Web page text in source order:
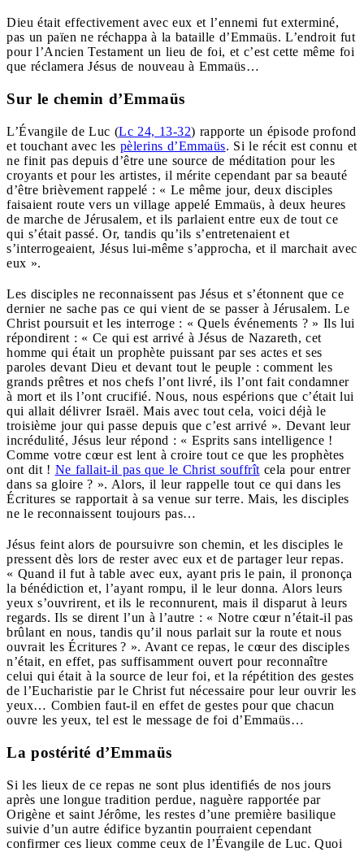
Dieu était effectivement avec eux et l’ennemi fut exterminé,
pas un païen ne réchappa à la bataille d’Emmaüs. L’endroit fut
pour l’Ancien Testament un lieu de foi, et c’est cette même foi
que réclamera Jésus de nouveau à Emmaüs…
Sur le chemin d’Emmaüs
L’Évangile de Luc (Lc 24, 13-32) rapporte un épisode profond
et touchant avec les pèlerins d’Emmaüs. Si le récit est connu et
ne finit pas depuis d’être une source de méditation pour les
croyants et pour les artistes, il mérite cependant par sa beauté
d’être brièvement rappelé : « Le même jour, deux disciples
faisaient route vers un village appelé Emmaüs, à deux heures
de marche de Jérusalem, et ils parlaient entre eux de tout ce
qui s’était passé. Or, tandis qu’ils s’entretenaient et
s’interrogeaient, Jésus lui-même s’approcha, et il marchait avec
eux ».
Les disciples ne reconnaissent pas Jésus et s’étonnent que ce
dernier ne sache pas ce qui vient de se passer à Jérusalem. Le
Christ poursuit et les interroge : « Quels événements ? » Ils lui
répondirent : « Ce qui est arrivé à Jésus de Nazareth, cet
homme qui était un prophète puissant par ses actes et ses
paroles devant Dieu et devant tout le peuple : comment les
grands prêtres et nos chefs l’ont livré, ils l’ont fait condamner
à mort et ils l’ont crucifié. Nous, nous espérions que c’était lui
qui allait délivrer Israël. Mais avec tout cela, voici déjà le
troisième jour qui passe depuis que c’est arrivé ». Devant leur
incrédulité, Jésus leur répond : « Esprits sans intelligence !
Comme votre cœur est lent à croire tout ce que les prophètes
ont dit ! Ne fallait-il pas que le Christ souffrît cela pour entrer
dans sa gloire ? ». Alors, il leur rappelle tout ce qui dans les
Écritures se rapportait à sa venue sur terre. Mais, les disciples
ne le reconnaissent toujours pas…
Jésus feint alors de poursuivre son chemin, et les disciples le
pressent dès lors de rester avec eux et de partager leur repas.
« Quand il fut à table avec eux, ayant pris le pain, il prononça
la bénédiction et, l’ayant rompu, il le leur donna. Alors leurs
yeux s’ouvrirent, et ils le reconnurent, mais il disparut à leurs
regards. Ils se dirent l’un à l’autre : « Notre cœur n’était-il pas
brûlant en nous, tandis qu’il nous parlait sur la route et nous
ouvrait les Écritures ? ». Avant ce repas, le cœur des disciples
n’était, en effet, pas suffisamment ouvert pour reconnaître
celui qui était à la source de leur foi, et la répétition des gestes
de l’Eucharistie par le Christ fut nécessaire pour leur ouvrir les
yeux… Combien faut-il en effet de gestes pour que chacun
ouvre les yeux, tel est le message de foi d’Emmaüs…
La postérité d’Emmaüs
Si les lieux de ce repas ne sont plus identifiés de nos jours
après une longue tradition perdue, naguère rapportée par
Origène et saint Jérôme, les restes d’une première basilique
suivie d’un autre édifice byzantin pourraient cependant
confirmer ces lieux comme ceux de l’Évangile de Luc. Quoi